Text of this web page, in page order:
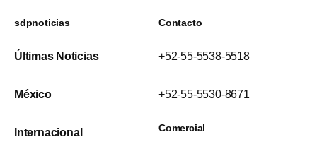
sdpnoticias
Últimas Noticias
México
Internacional
Contacto
+52-55-5538-5518
+52-55-5530-8671
Comercial